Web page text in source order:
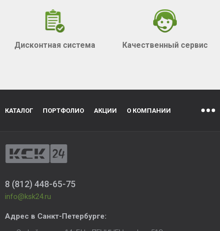
Дисконтная система Качественный сервис
КАТАЛОГ ПОРТФОЛИО АКЦИИ О КОМПАНИИ
8 (812) 448-65-75
info@ksk24.ru
Адрес в Санкт-Петербурге: